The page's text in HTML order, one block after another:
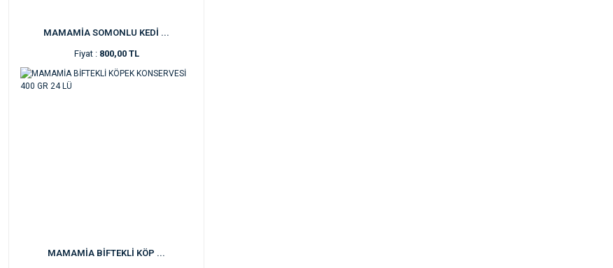
MAMAMİA SOMONLU KEDİ ...
Fiyat : 800,00 TL
MAMAMİA BİFTEKLİ KÖP ...